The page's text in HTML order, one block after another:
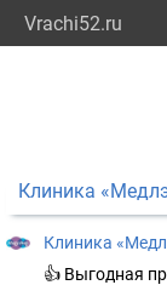
Vrachi52.ru
Клиника
Клиника
👍 Выгодная